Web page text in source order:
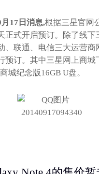
17日消息,根据三星官网
正式开启预订。除了线
、联通、电信三大运营
预订。其中三星网上商
城纪念版16GB U盘。